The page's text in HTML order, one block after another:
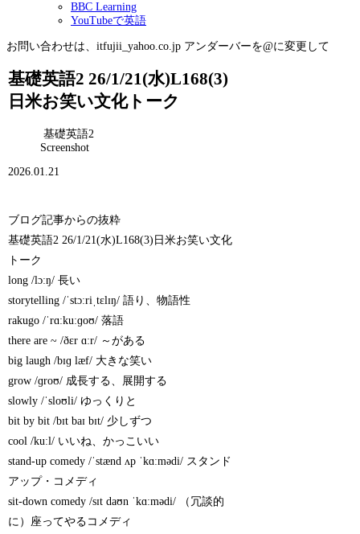
BBC Learning
YouTubeで英語
お問い合わせは、itfujii_yahoo.co.jp アンダーバーを@に変更して
基礎英語2 26/1/21(水)L168(3)
日米お笑い文化トーク
基礎英語2
Screenshot
2026.01.21
ブログ記事からの抜粋
基礎英語2 26/1/21(水)L168(3)日米お笑い文化
トーク
long /lɔːŋ/ 長い
storytelling /ˈstɔːriˌtɛlɪŋ/ 語り、物語性
rakugo /ˈrɑːkuːɡoʊ/ 落語
there are ~ /ðɛr ɑːr/ ～がある
big laugh /bɪɡ læf/ 大きな笑い
grow /ɡroʊ/ 成長する、展開する
slowly /ˈsloʊli/ ゆっくりと
bit by bit /bɪt baɪ bɪt/ 少しずつ
cool /kuːl/ いいね、かっこいい
stand-up comedy /ˈstænd ʌp ˈkɑːmədi/ スタンド
アップ・コメディ
sit-down comedy /sɪt daʊn ˈkɑːmədi/ （冗談的
に）座ってやるコメディ